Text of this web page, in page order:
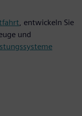
, entwickeln Sie
und